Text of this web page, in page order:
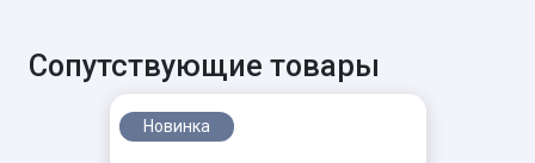
Сопутствующие товары
Новинка